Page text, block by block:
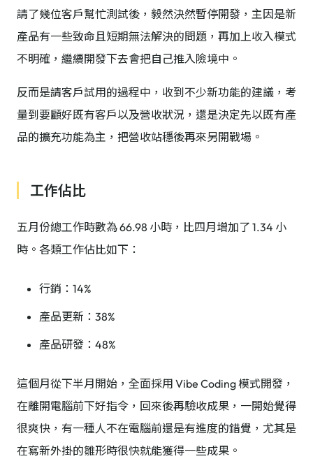
請了幾位客戶幫忙測試後，毅然決然暫停開發，主因是新
產品有一些致命且短期無法解決的問題，再加上收入模式
不明確，繼續開發下去會把自己推入險境中。
反而是請客戶試用的過程中，收到不少新功能的建議，考
量到要顧好既有客戶以及營收狀況，還是決定先以既有產
品的擴充功能為主，把營收站穩後再來另開戰場。
工作佔比
五月份總工作時數為 66.98 小時，比四月增加了 1.34 小
時。各類工作佔比如下：
行銷：14%
產品更新：38%
產品研發：48%
這個月從下半月開始，全面採用 Vibe Coding 模式開發，
在離開電腦前下好指令，回來後再驗收成果，一開始覺得
很爽快，有一種人不在電腦前還是有進度的錯覺，尤其是
在寫新外掛的雛形時很快就能獲得一些成果。